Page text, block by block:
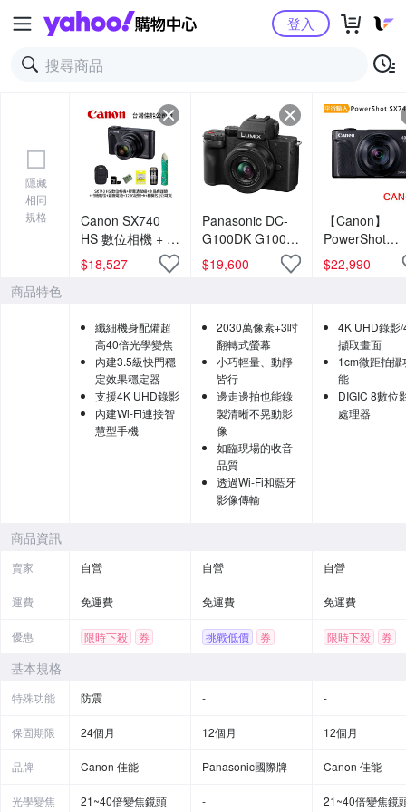
Yahoo購物中心登入
隱藏
相同
規格
Canon SX740
HS 數位相機 + 膠
囊清潔組 + 水晶
保護鏡 + 相機魔
機包 (公司貨)
$18,527
Panasonic DC-
G100DK G100D
+ 12-32mm 變焦
鏡組 公司貨
$19,600
【Canon】
PowerShot
SX740 HS 40
光學變焦4K數
$22,990
商品特色
纖細機身配備超
高40倍光學變焦
內建3.5級快門穩
定效果穩定器
支援4K UHD錄影
內建Wi-Fi連接智
慧型手機
2030萬像素+3吋
翻轉式螢幕
小巧輕量、動靜
皆行
邊走邊拍也能錄
製清晰不晃動影
像
如臨現場的收音
品質
透過Wi-Fi和藍牙
影像傳輸
4K UHD錄影/
擷取畫面
1cm微距拍攝
能
DIGIC 8數位
處理器
商品資訊
賣家 自營 自營 自營
運費 免運費 免運費 免運費
優惠 限時下殺 券 挑戰低價
券
限時下殺 券
基本規格
特殊功能 防震 - -
保固期限 24個月 12個月 12個月
品牌 Canon 佳能 Panasonic國際牌 Canon 佳能
光學變焦 21~40倍變焦鏡頭 - 21~40倍變焦鏡